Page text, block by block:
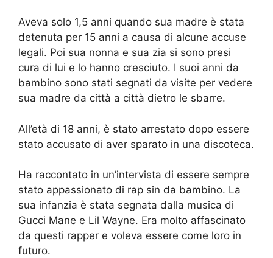
Aveva solo 1,5 anni quando sua madre è stata
detenuta per 15 anni a causa di alcune accuse
legali. Poi sua nonna e sua zia si sono presi
cura di lui e lo hanno cresciuto. I suoi anni da
bambino sono stati segnati da visite per vedere
sua madre da città a città dietro le sbarre.
All’età di 18 anni, è stato arrestato dopo essere
stato accusato di aver sparato in una discoteca.
Ha raccontato in un’intervista di essere sempre
stato appassionato di rap sin da bambino. La
sua infanzia è stata segnata dalla musica di
Gucci Mane e Lil Wayne. Era molto affascinato
da questi rapper e voleva essere come loro in
futuro.